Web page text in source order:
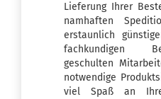
Lieferung Ihrer
namhaften
erstaunlich
fachkundigen
geschulten
notwendige
viel Spaß an